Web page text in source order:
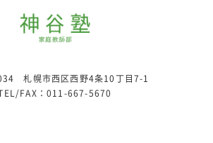
札幌市西区西野4条10丁目7-1
FAX：011-667-5670